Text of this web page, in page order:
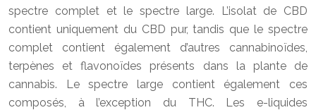
spectre complet et le spectre large. L’isolat de CBD
contient uniquement du CBD pur, tandis que le spectre
complet contient également d’autres cannabinoïdes,
terpènes et flavonoïdes présents dans la plante de
cannabis. Le spectre large contient également ces
composés, à l’exception du THC. Les e-liquides